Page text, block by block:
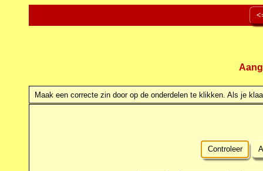
Maak een correcte zin door op de onderdelen te klikken. Als je
Controleer